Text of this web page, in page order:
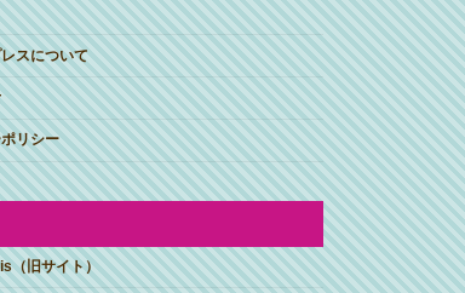
スについて
リシー
（旧サイト）